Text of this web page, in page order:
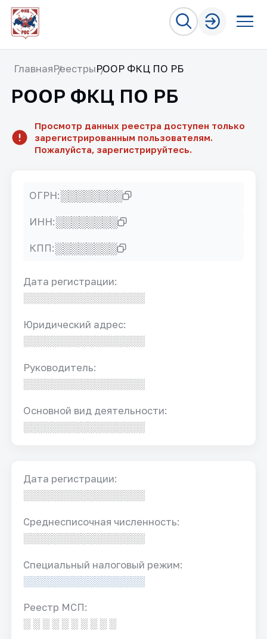
ГлавнаяРеестрыРООР ФКЦ ПО РБ
РООР ФКЦ ПО РБ
Просмотр данных реестра доступен только
зарегистрированным пользователям.
Пожалуйста, зарегистрируйтесь.
ОГРН:░░░░░░░░
ИНН:░░░░░░░░
КПП:░░░░░░░░
Дата регистрации:
░░░░░░░░░░░░░░░░░
Юридический адрес:
░░░░░░░░░░░░░░░░░
Руководитель:
░░░░░░░░░░░░░░░░░
Основной вид деятельности:
░░░░░░░░░░░░░░░░░
Дата регистрации:
░░░░░░░░░░░░░░░░░
Среднесписочная численность:
░░░░░░░░░░░░░░░░░
Специальный налоговый режим:
░░░░░░░░░░░░░░░░░
Реестр МСП:
░ ░ ░ ░ ░ ░ ░ ░ ░ ░